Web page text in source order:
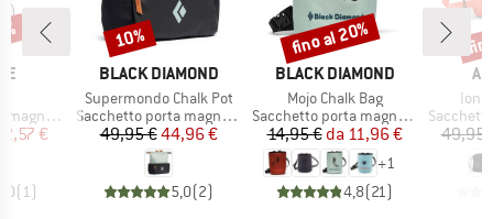
ridotto
€
(1)
MARCHIO
BLACK DIAMOND
Articolo
Supermondo Chalk Pot
Gruppo di prodotti
Sacchetto porta magnesite
Prezzo
49,95 €Prezzo ridotto
44,96 €
5,0(2)
Sconto
10%
MARCHIO
BLACK DIAMOND
Articolo
Mojo Chalk Bag
Gruppo di prodotti
Sacchetto porta magnesite
Prezzo
14,95 € Prezzo ridotto
da 11,96 €
+1
4,8(21)
Sconto
fino al 20%
Ion
Gruppo
Sacchetto
49,95